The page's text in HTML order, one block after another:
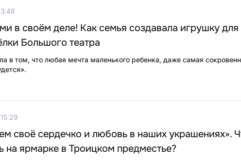
в своём деле! Как семья создавала игрушку для
Большого театра
в том, что любая мечта маленького ребенка, даже самая
своё сердечко и любовь в наших украшениях».
на ярмарке в Троицком предместье?